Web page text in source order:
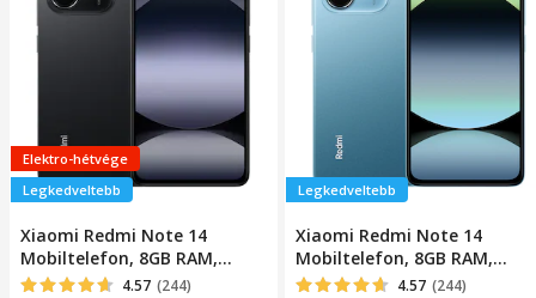
Elektro-hétvége
Legkedveltebb
Xiaomi Redmi Note 14
Mobiltelefon, 8GB RAM,
256GB, Éjfekete
4.57 (244)
Legkedveltebb
Xiaomi Redmi Note 14
Mobiltelefon, 8GB RAM,
256GB, Kék 4.57 (244)